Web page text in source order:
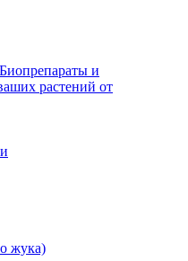
Биопрепараты и
растений от
жука)